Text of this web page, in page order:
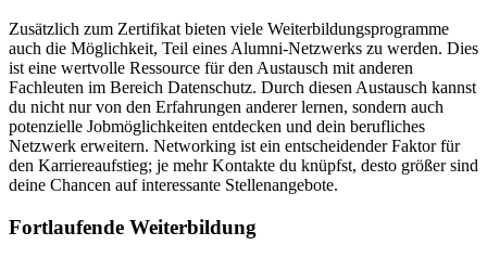
Zusätzlich zum Zertifikat bieten viele Weiterbildungsprogramme
auch die Möglichkeit, Teil eines Alumni-Netzwerks zu werden. Dies
ist eine wertvolle Ressource für den Austausch mit anderen
Fachleuten im Bereich Datenschutz. Durch diesen Austausch kannst
du nicht nur von den Erfahrungen anderer lernen, sondern auch
potenzielle Jobmöglichkeiten entdecken und dein berufliches
Netzwerk erweitern. Networking ist ein entscheidender Faktor für
den Karriereaufstieg; je mehr Kontakte du knüpfst, desto größer sind
deine Chancen auf interessante Stellenangebote.
Fortlaufende Weiterbildung